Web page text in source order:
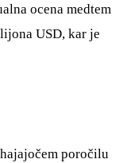
ocena medtem
USD, kar je
poročilu